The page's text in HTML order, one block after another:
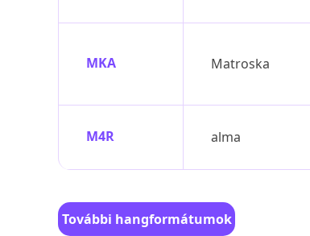
MKA Matroska
M4R alma
További hangformátumok